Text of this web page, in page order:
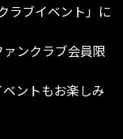
ラブイベント」に
ンクラブ会員限
ントもお楽しみ